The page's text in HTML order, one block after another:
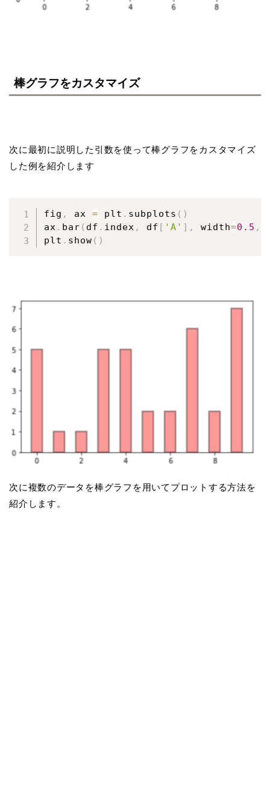
棒グラフをカスタマイズ
次に最初に説明した引数を使って棒グラフをカスタマイズ
した例を紹介します
fig , ax = plt . subplots ( )
ax . bar ( df . index , df [ 'A' ] , width=0.5 ,
plt . show ( )
次に複数のデータを棒グラフを用いてプロットする方法を
紹介します。